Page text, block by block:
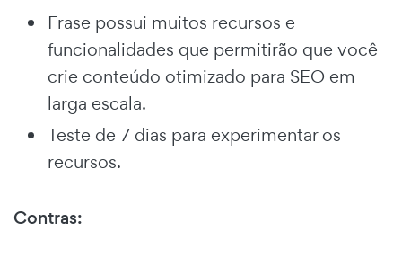
Frase possui muitos recursos e
funcionalidades que permitirão que você
crie conteúdo otimizado para SEO em
larga escala.
Teste de 7 dias para experimentar os
recursos.
Contras: